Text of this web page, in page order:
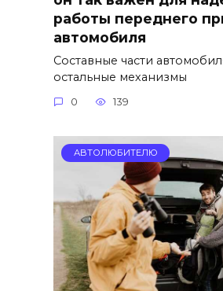
работы переднего
автомобиля
Составные части
остальные механизмы
0 139
АВТОЛЮБИТЕЛЮ